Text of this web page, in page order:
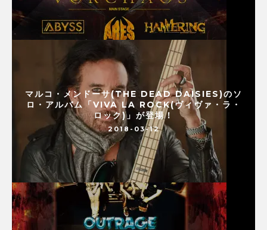
マルコ・メンドーサ(THE DEAD DAISIES)のソ
ロ・アルバム「VIVA LA ROCK(ヴィヴァ・ラ・
ロック)」が登場！
2018-03-12